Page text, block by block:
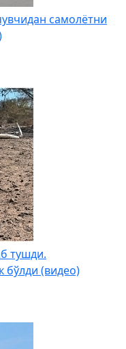
самолётни
тушди.
бўлди (видео)